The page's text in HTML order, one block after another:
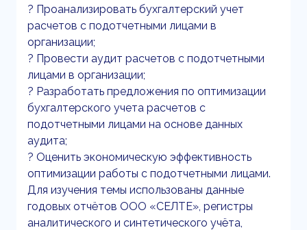
? Проанализировать бухгалтерский учет
расчетов с подотчетными лицами в
организации;
? Провести аудит расчетов с подотчетными
лицами в организации;
? Разработать предложения по оптимизации
бухгалтерского учета расчетов с
подотчетными лицами на основе данных
аудита;
? Оценить экономическую эффективность
оптимизации работы с подотчетными лицами.
Для изучения темы использованы данные
годовых отчётов ООО «СЕЛТЕ», регистры
аналитического и синтетического учёта,